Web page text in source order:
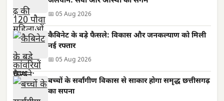
📅 05 Aug 2026
कैबिनेट के बड़े फैसले: विकास और जनकल्याण को मिली
नई रफ्तार
📅 05 Aug 2026
बच्चों के सर्वांगीण विकास से साकार होगा समृद्ध छत्तीसगढ़
का सपना